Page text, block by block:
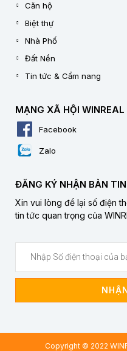
Căn hộ
Biệt thự
Nhà Phố
Đất Nền
Tin tức & Cẩm nang
MẠNG XÃ HỘI WINREAL
Facebook
Zalo
ĐĂNG KÝ NHẬN BẢN TIN
Xin vui lòng để lại số điện
tin tức quan trọng của
Copyright © 2022